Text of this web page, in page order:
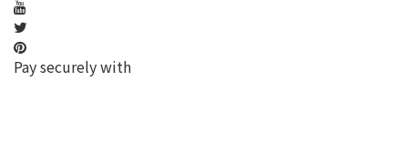
Pay securely with